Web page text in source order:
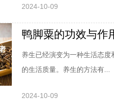
2024-10-09
鸭脚粟的功效与作
养生已经演变为一种生活态
的生活质量。养生的方法有...
2024-10-09